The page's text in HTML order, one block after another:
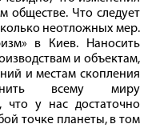
обществе. Что следует
неотложных мер.
в Киев. Наносить
и объектам,
и местам скопления
всему миру
что у нас достаточно
точке планеты, в том